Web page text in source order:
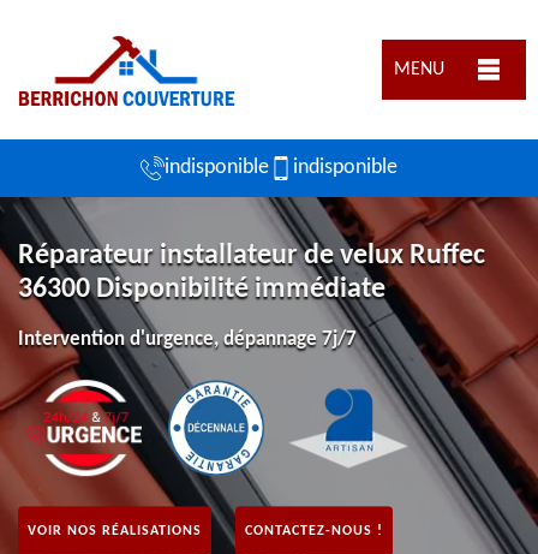
MENU
indisponible indisponible
Réparateur installateur de velux Ruffec
36300 Disponibilité immédiate
Intervention d'urgence, dépannage 7j/7
VOIR NOS RÉALISATIONS CONTACTEZ-NOUS !